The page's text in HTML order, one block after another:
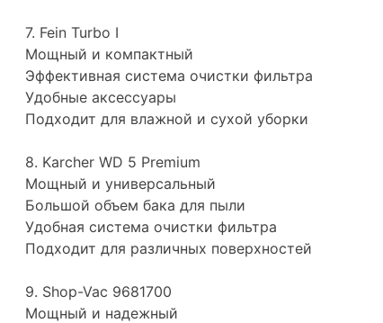
7. Fein Turbo I
Мощный и компактный
Эффективная система очистки фильтра
Удобные аксессуары
Подходит для влажной и сухой уборки
8. Karcher WD 5 Premium
Мощный и универсальный
Большой объем бака для пыли
Удобная система очистки фильтра
Подходит для различных поверхностей
9. Shop-Vac 9681700
Мощный и надежный